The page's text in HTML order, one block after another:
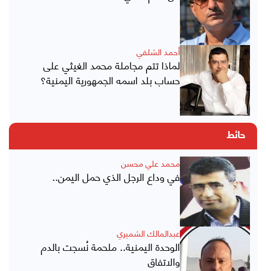
أحمد الشلفي
لماذا تتم مجاملة محمد الغيثي على
حساب بلد اسمه الجمهورية اليمنية؟
حائط
محمد علي محسن
في وداع الرجل الذي حمل اليمن..
عبدالمالك الشميري
الوحدة اليمنية.. ملحمة نُسجت بالدم
والاتفاق